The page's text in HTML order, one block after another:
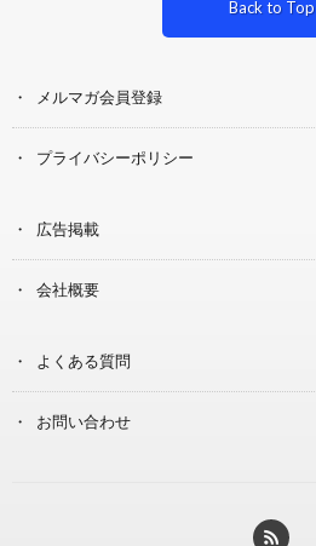
Back to Top
メルマガ会員登録
プライバシーポリシー
広告掲載
会社概要
よくある質問
お問い合わせ